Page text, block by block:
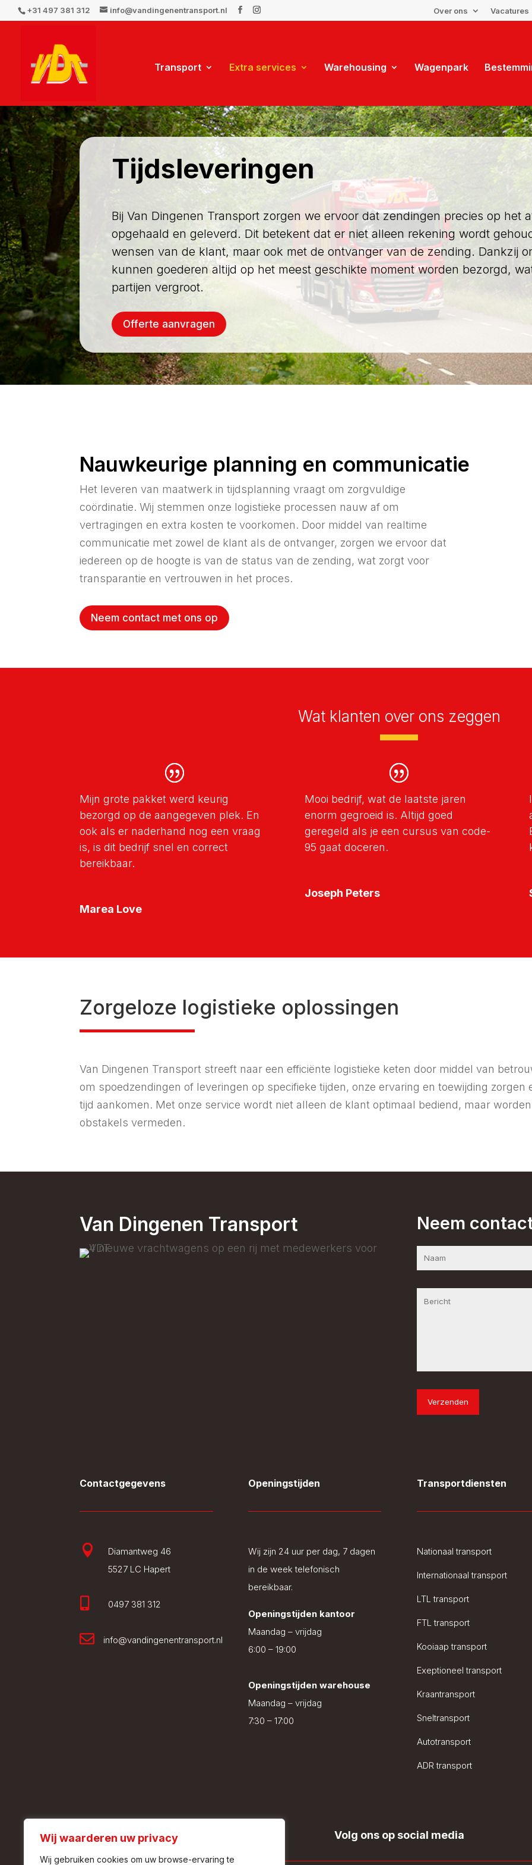
Wij waarderen uw privacy
Wij gebruiken cookies om uw browse-ervaring te
+31 497 381 312 info@vandingenentransport.nl Over ons Vacatures
Transport Extra services Warehousing Wagenpark
Tijdsleveringen
Bij Van Dingenen Transport zorgen we ervoor dat zendingen precies op het
opgehaald en geleverd. Dit betekent dat er niet alleen rekening wordt
wensen van de klant, maar ook met de ontvanger van de zending. Dankzij
kunnen goederen altijd op het meest geschikte moment worden bezorgd,
partijen vergroot.
Offerte aanvragen
Nauwkeurige planning en communicatie
Het leveren van maatwerk in tijdsplanning vraagt om zorgvuldige
coördinatie. Wij stemmen onze logistieke processen nauw af om
vertragingen en extra kosten te voorkomen. Door middel van realtime
communicatie met zowel de klant als de ontvanger, zorgen we ervoor dat
iedereen op de hoogte is van de status van de zending, wat zorgt voor
transparantie en vertrouwen in het proces.
Neem contact met ons op
Wat klanten over ons zeggen
Mijn grote pakket werd keurig
bezorgd op de aangegeven plek. En
ook als er naderhand nog een vraag
is, is dit bedrijf snel en correct
bereikbaar.
Marea Love
Mooi bedrijf, wat de laatste jaren
enorm gegroeid is. Altijd goed
geregeld als je een cursus van code-
95 gaat doceren.
Joseph Peters
Zorgeloze logistieke oplossingen
Van Dingenen Transport streeft naar een efficiënte logistieke keten door middel van
om spoedzendingen of leveringen op specifieke tijden, onze ervaring en toewijding zorgen
tijd aankomen. Met onze service wordt niet alleen de klant optimaal bediend, maar
obstakels vermeden.
Van Dingenen Transport Neem
Verzenden
Contactgegevens

Diamantweg 46
5527 LC Hapert
 0497 381 312
 info@vandingenentransport.nl
Openingstijden
Wij zijn 24 uur per dag, 7 dagen
in de week telefonisch
bereikbaar.
Openingstijden kantoor
Maandag – vrijdag
6:00 – 19:00
Openingstijden warehouse
Maandag – vrijdag
7:30 – 17:00
Transportdiensten
Nationaal transport
Internationaal transport
LTL transport
FTL transport
Kooiaap transport
Exeptioneel transport
Kraantransport
Sneltransport
Autotransport
ADR transport
Volg ons op social media